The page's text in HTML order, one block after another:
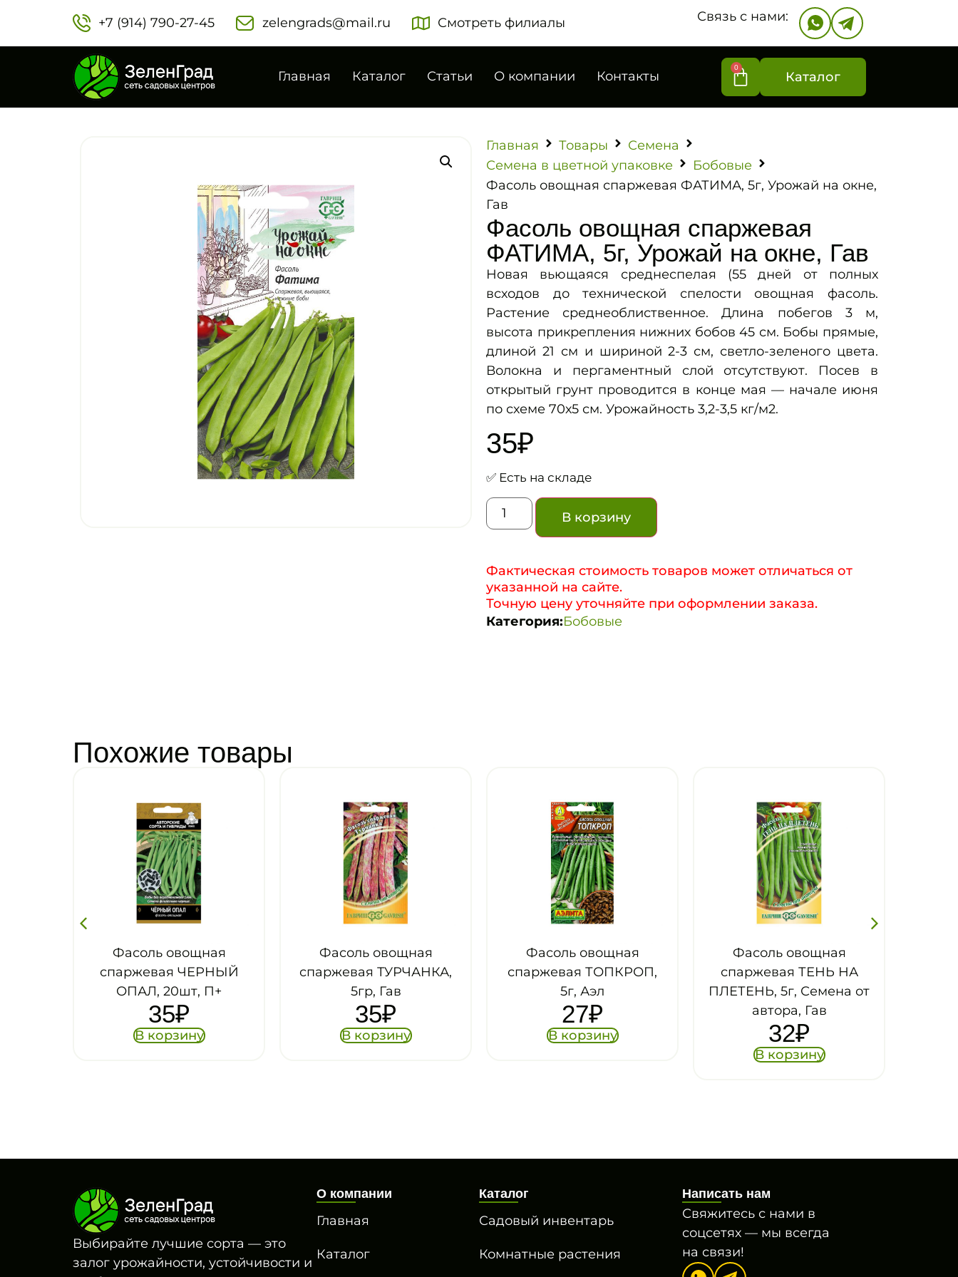
+7 (914) 790-27-45‬ zelengrads@mail.ru Смотреть филиалы Связь с нами:
Главная Каталог Статьи О компании Контакты
0
Каталог
Главная Товары
Семена
Семена в цветной упаковке
Бобовые
Фасоль овощная спаржевая ФАТИМА, 5г, Урожай на окне,
Гав
Фасоль овощная спаржевая
ФАТИМА, 5г, Урожай на окне, Гав
Новая вьющаяся среднеспелая (55 дней от полных
всходов до технической спелости овощная фасоль.
Растение среднеоблиственное. Длина побегов 3 м,
высота прикрепления нижних бобов 45 см. Бобы прямые,
длиной 21 см и шириной 2-3 см, светло-зеленого цвета.
Волокна и пергаментный слой отсутствуют. Посев в
открытый грунт проводится в конце мая — начале июня
по схеме 70х5 см. Урожайность 3,2-3,5 кг/м2.
35₽
✅ Есть на складе
В корзину
Фактическая стоимость товаров может отличаться от
указанной на сайте.
Точную цену уточняйте при оформлении заказа.
Категория:Бобовые
Похожие товары
ЧЕРНЫЙ
Фасоль овощная
спаржевая ТУРЧАНКА,
5гр, Гав
Фасоль овощная
спаржевая ТОПКРОП,
Фасоль овощная
спаржевая ТЕНЬ НА
ПЛЕТЕНЬ, 5г, Семена от
Выбирайте лучшие сорта — это
залог урожайности, устойчивости и
О компании
Главная
Каталог
Каталог
Садовый инвентарь
Комнатные растения
Написать нам
Свяжитесь с нами в
соцсетях — мы всегда
на связи!